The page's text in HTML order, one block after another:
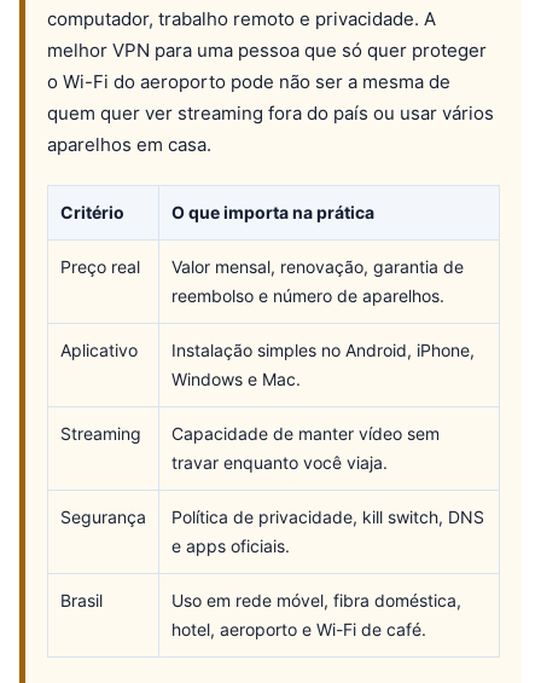
computador, trabalho remoto e privacidade. A
melhor VPN para uma pessoa que só quer proteger
o Wi-Fi do aeroporto pode não ser a mesma de
quem quer ver streaming fora do país ou usar vários
aparelhos em casa.
Critério O que importa na prática
Preço real
Valor mensal, renovação, garantia de
reembolso e número de aparelhos.
Aplicativo
Instalação simples no Android, iPhone,
Windows e Mac.
Streaming
Capacidade de manter vídeo sem
travar enquanto você viaja.
Segurança
Política de privacidade, kill switch, DNS
e apps oficiais.
Brasil
Uso em rede móvel, fibra doméstica,
hotel, aeroporto e Wi-Fi de café.